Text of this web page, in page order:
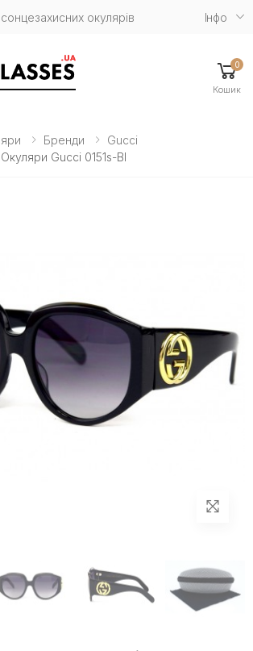
окулярів Iнфо
menu
0
Кошик
Бренди
Gucci
Gucci 0151s-Bl